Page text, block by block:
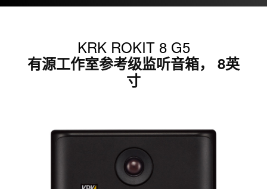
KRK ROKIT 8 G5
有源工作室参考级监听音箱， 8英
寸